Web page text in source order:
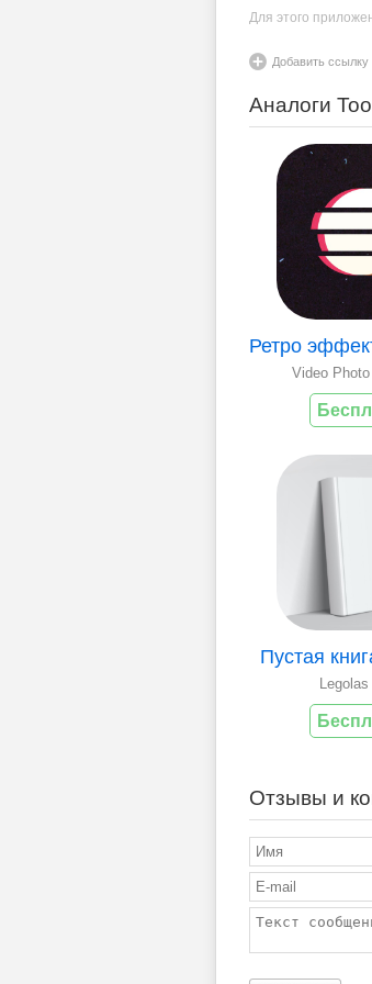
Для этого
Добавить ссылку
Аналоги
Video
Пустая
Отзывы и